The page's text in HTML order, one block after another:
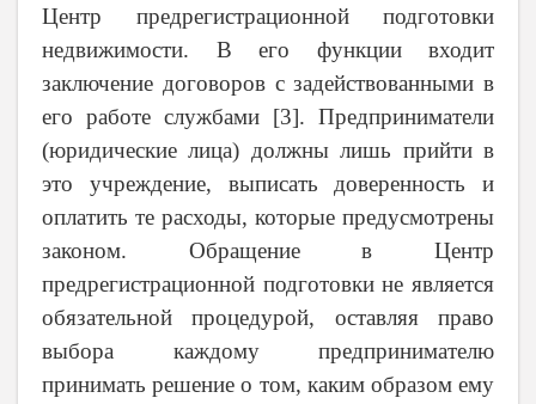
Центр предрегистрационной подготовки
недвижимости. В его функции входит
заключение договоров с задействованными в
его работе службами [3]. Предприниматели
(юридические лица) должны лишь прийти в
это учреждение, выписать доверенность и
оплатить те расходы, которые предусмотрены
законом. Обращение в Центр
предрегистрационной подготовки не является
обязательной процедурой, оставляя право
выбора каждому предпринимателю
принимать решение о том, каким образом ему